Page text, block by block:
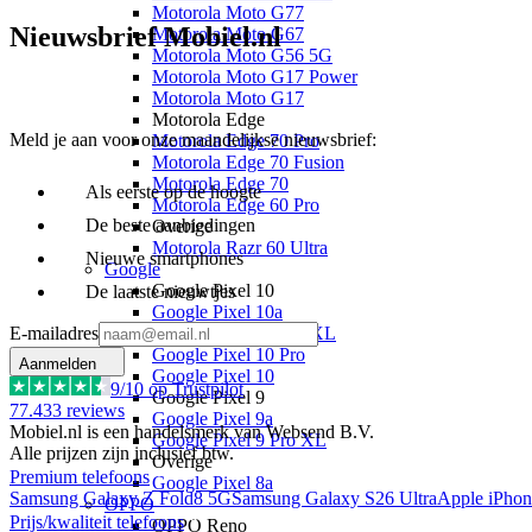
Motorola Moto G77
Motorola Moto G67
Motorola Moto G56 5G
Motorola Moto G17 Power
Motorola Moto G17
Motorola Edge
Motorola Edge 70 Pro
Motorola Edge 70 Fusion
Motorola Edge 70
Motorola Edge 60 Pro
Overige
Motorola Razr 60 Ultra
Google
Google Pixel 10
Google Pixel 10a
Google Pixel 10 Pro XL
Google Pixel 10 Pro
Google Pixel 10
Google Pixel 9
Google Pixel 9a
Google Pixel 9 Pro XL
Overige
Google Pixel 8a
OPPO
OPPO Reno
Nieuwsbrief Mobiel.nl
Meld je aan voor onze maandelijkse nieuwsbrief:
Als eerste op de hoogte
De beste aanbiedingen
Nieuwe smartphones
De laatste nieuwtjes
E-mailadres
Aanmelden
9/10 op Trustpilot
77.433 reviews
Mobiel.nl is een handelsmerk van Websend B.V.
Alle prijzen zijn inclusief btw.
Premium telefoons
Samsung Galaxy Z Fold8 5GSamsung Galaxy S26 UltraApple
Prijs/kwaliteit telefoons